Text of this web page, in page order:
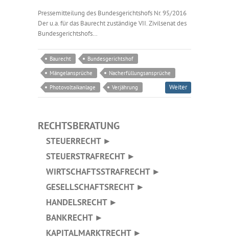
Pressemitteilung des Bundesgerichtshofs Nr. 95/2016
Der u.a. für das Baurecht zuständige VII. Zivilsenat des
Bundesgerichtshofs…
Baurecht
Bundesgerichtshof
Mängelansprüche
Nacherfüllungsansprüche
Photovoltaikanlage
Verjährung Weiter
RECHTSBERATUNG
STEUERRECHT ►
STEUERSTRAFRECHT ►
WIRTSCHAFTSSTRAFRECHT ►
GESELLSCHAFTSRECHT ►
HANDELSRECHT ►
BANKRECHT ►
KAPITALMARKTRECHT ►